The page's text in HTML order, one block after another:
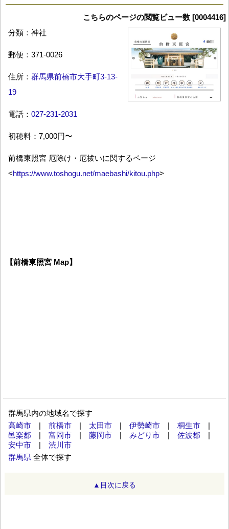
こちらのページの閲覧ビュー数 [0004416]
分類：神社
郵便：371-0026
住所： 群馬県前橋市大手町3-13-
19
電話： 027-231-2031
初穂料：7,000円〜
前橋東照宮 厄除け・厄祓いに関するページ
<https://www.toshogu.net/maebashi/kitou.php>
【前橋東照宮 Map】
群馬県内の地域名で探す
高崎市
前橋市 太田市 伊勢崎市 桐生市
邑楽郡
富岡市 藤岡市 みどり市 佐波郡
安中市
渋川市
群馬県 全体で探す
▲目次に戻る